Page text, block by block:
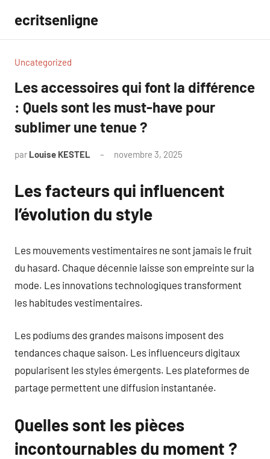
contenu
ecritsenligne
Uncategorized
Les accessoires qui font la différence
: Quels sont les must-have pour
sublimer une tenue ?
par Louise KESTEL novembre 3, 2025
Les facteurs qui influencent
l’évolution du style
Les mouvements vestimentaires ne sont jamais le fruit
du hasard. Chaque décennie laisse son empreinte sur la
mode. Les innovations technologiques transforment
les habitudes vestimentaires.
Les podiums des grandes maisons imposent des
tendances chaque saison. Les influenceurs digitaux
popularisent les styles émergents. Les plateformes de
partage permettent une diffusion instantanée.
Quelles sont les pièces
incontournables du moment ?